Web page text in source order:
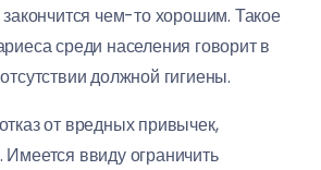
чем-то хорошим. Такое
среди населения говорит в
должной гигиены.
от вредных привычек,
ввиду ограничить